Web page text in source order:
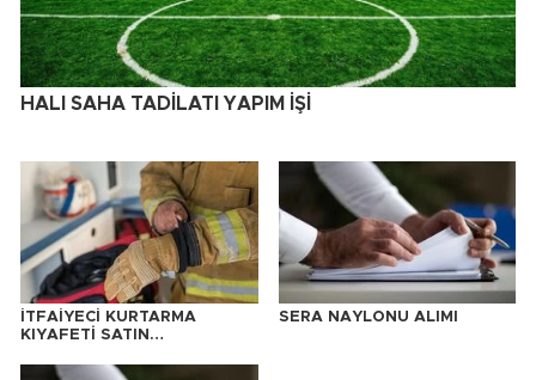
HALI SAHA TADİLATI YAPIM İŞİ
İTFAİYECİ KURTARMA
KIYAFETİ SATIN
SERA NAYLONU ALIMI